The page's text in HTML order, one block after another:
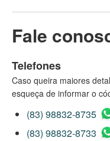
Fale
Telefones
Caso queira maiores
esqueça de informar o
(83) 98832-8735
(83) 98832-8733